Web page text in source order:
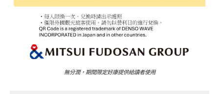
無分潤，期間限定好康提供給讀者使用